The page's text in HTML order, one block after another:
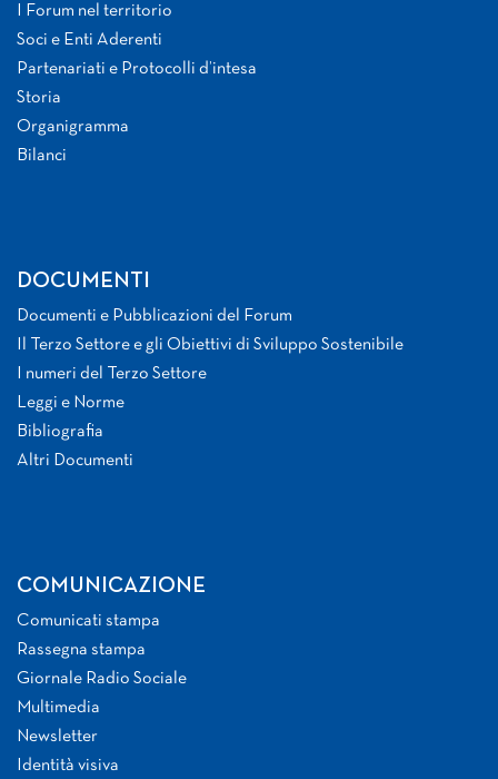
I Forum nel territorio
Soci e Enti Aderenti
Partenariati e Protocolli d’intesa
Storia
Organigramma
Bilanci
DOCUMENTI
Documenti e Pubblicazioni del Forum
Il Terzo Settore e gli Obiettivi di Sviluppo Sostenibile
I numeri del Terzo Settore
Leggi e Norme
Bibliografia
Altri Documenti
COMUNICAZIONE
Comunicati stampa
Rassegna stampa
Giornale Radio Sociale
Multimedia
Newsletter
Identità visiva